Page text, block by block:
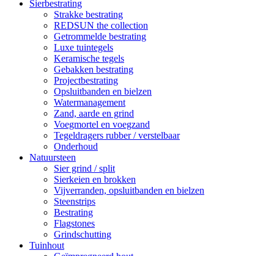
Sierbestrating
Strakke bestrating
REDSUN the collection
Getrommelde bestrating
Luxe tuintegels
Keramische tegels
Gebakken bestrating
Projectbestrating
Opsluitbanden en bielzen
Watermanagement
Zand, aarde en grind
Voegmortel en voegzand
Tegeldragers rubber / verstelbaar
Onderhoud
Natuursteen
Sier grind / split
Sierkeien en brokken
Vijverranden, opsluitbanden en bielzen
Steenstrips
Bestrating
Flagstones
Grindschutting
Tuinhout